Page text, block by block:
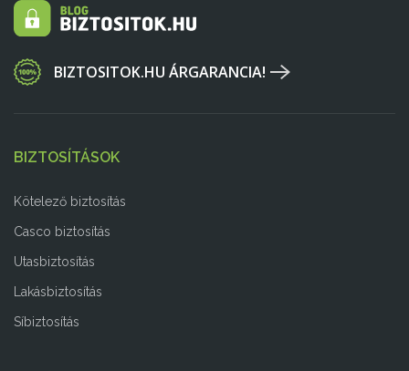
BIZTOSITOK.HU ÁRGARANCIA!
BIZTOSÍTÁSOK
Kötelező biztosítás
Casco biztosítás
Utasbiztosítás
Lakásbiztosítás
Síbiztosítás